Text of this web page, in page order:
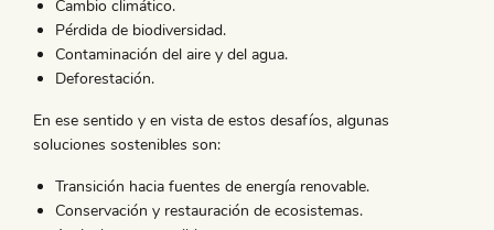
Cambio climático.
Pérdida de biodiversidad.
Contaminación del aire y del agua.
Deforestación.
En ese sentido y en vista de estos desafíos, algunas
soluciones sostenibles son:
Transición hacia fuentes de energía renovable.
Conservación y restauración de ecosistemas.